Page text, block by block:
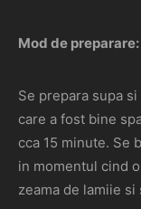
Mod de preparare:
Se prepara supa
care a fost bine
cca 15 minute. Se
in momentul cind
zeama de lamiie